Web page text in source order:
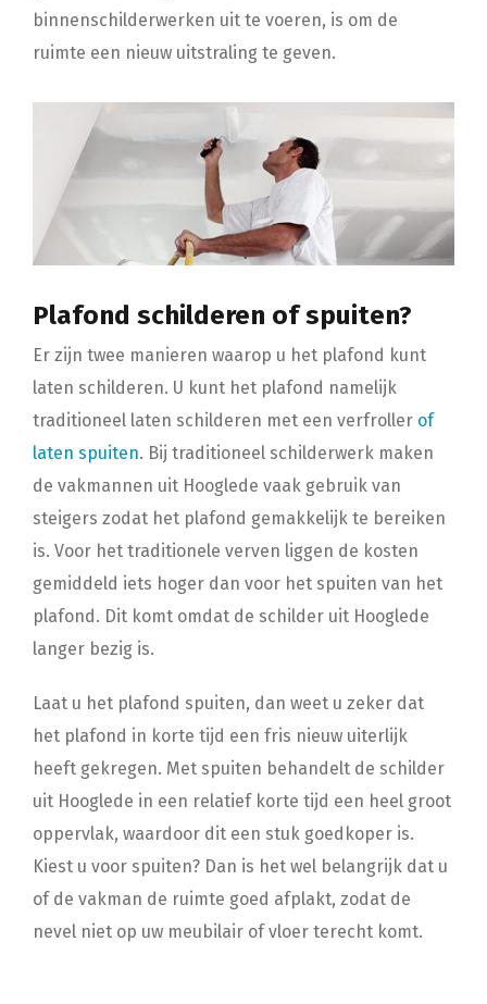
binnenschilderwerken uit te voeren, is om de
ruimte een nieuw uitstraling te geven.
Plafond schilderen of spuiten?
Er zijn twee manieren waarop u het plafond kunt
laten schilderen. U kunt het plafond namelijk
traditioneel laten schilderen met een verfroller of
laten spuiten. Bij traditioneel schilderwerk maken
de vakmannen uit Hooglede vaak gebruik van
steigers zodat het plafond gemakkelijk te bereiken
is. Voor het traditionele verven liggen de kosten
gemiddeld iets hoger dan voor het spuiten van het
plafond. Dit komt omdat de schilder uit Hooglede
langer bezig is.
Laat u het plafond spuiten, dan weet u zeker dat
het plafond in korte tijd een fris nieuw uiterlijk
heeft gekregen. Met spuiten behandelt de schilder
uit Hooglede in een relatief korte tijd een heel groot
oppervlak, waardoor dit een stuk goedkoper is.
Kiest u voor spuiten? Dan is het wel belangrijk dat u
of de vakman de ruimte goed afplakt, zodat de
nevel niet op uw meubilair of vloer terecht komt.